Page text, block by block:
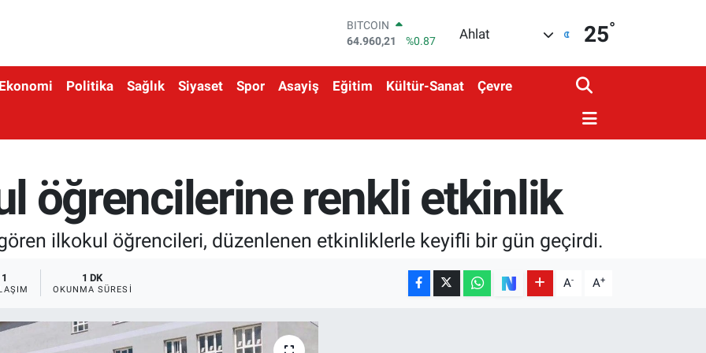
DOLAR
47,7436
%0.18
STERLİN
Ahlat 25°
Ekonomi Politika Sağlık Siyaset Spor Asayiş Eğitim Kültür-Sanat Çevre
öğrencilerine renkli etkinlik
ilkokul öğrencileri, düzenlenen etkinliklerle keyifli bir gün geçirdi.
1 1 DK
OKUNMA SÜRESI A- A+